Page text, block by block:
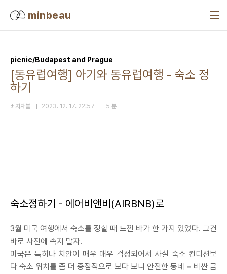
minbeau
picnic/Budapest and Prague
[동유럽여행] 아기와 동유럽여행 - 숙소 정
하기
베지채블 2023. 12. 17. 22:57 5 분
숙소정하기 - 에어비앤비(AIRBNB)로
3월 미국 여행에서 숙소를 정할 때 느낀 바가 한 가지 있었다. 그건
바로 사진에 속지 말자.
미국은 특히나 치안이 매우 매우 걱정되어서 사실 숙소 컨디션보
다 숙소 위치를 좀 더 중점적으로 보다 보니 안전한 동네 = 비싼 금